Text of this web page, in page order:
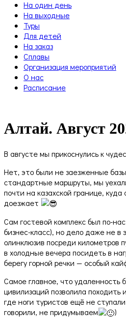
На один день
На выходные
Туры
Для детей
На заказ
Сплавы
Организация мероприятий
О нас
Расписание
Алтай. Август
В августе мы прикоснулись к
Нет, это были не заезженные
стандартные маршруты, мы
почти на казахской границе,
доезжает
Сам гостевой комплекс был по-
бизнес-класс), но дело даже не в
олинклюзив посреди километров
в холодные вечера посидеть в
берегу горной речки — особый
Самое главное, что удаленность
цивилизаций позволила походить
где ноги туристов ещё не
говорили, не придумываем
)